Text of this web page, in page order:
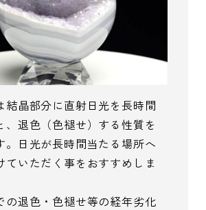
結晶部分に直射日光を長時間
、退色（色褪せ）する性質を
。日光が長時間当たる場所へ
ていただく事をおすすめしま
の退色・色褪せ等の経年劣化